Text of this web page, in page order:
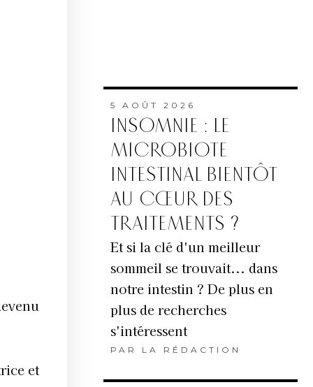
et
5 AOÛT 2026
INSOMNIE : LE
MICROBIOTE
INTESTINAL BIENTÔT
AU CŒUR DES
TRAITEMENTS ?
Et si la clé d'un meilleur
sommeil se trouvait... dans
notre intestin ? De plus en
plus de recherches
s'intéressent
PAR LA RÉDACTION